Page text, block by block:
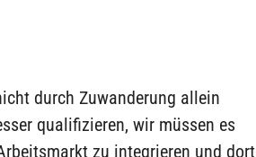
durch Zuwanderung allein
qualifizieren, wir müssen es
zu integrieren und dort